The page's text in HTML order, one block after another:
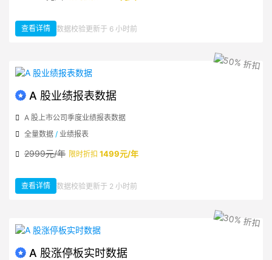
查看详情：A 股上市公司公告
数据校验更新于 6 小时前
A 股业绩报表数据
A 股上市公司季度业绩报表数据
全量数据 / 业绩报表
2999元/年 限时折扣 1499元/年
查看详情：A 股业绩报表数据
数据校验更新于 2 小时前
A 股涨停板实时数据